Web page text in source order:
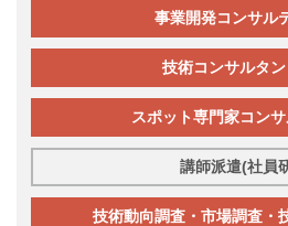
事業開発コンサル
技術コンサルタ
スポット専門家コン
講師派遣(社員
技術動向調査・市場調査・